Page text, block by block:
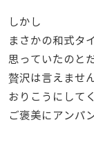
しかし
まさかの和式タ
思っていたのと
贅沢は言えません
おりこうにして
ご褒美にアンパ